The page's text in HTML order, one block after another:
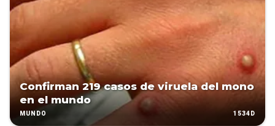
Confirman 219 casos de viruela del mono
en el mundo
MUNDO 1534D